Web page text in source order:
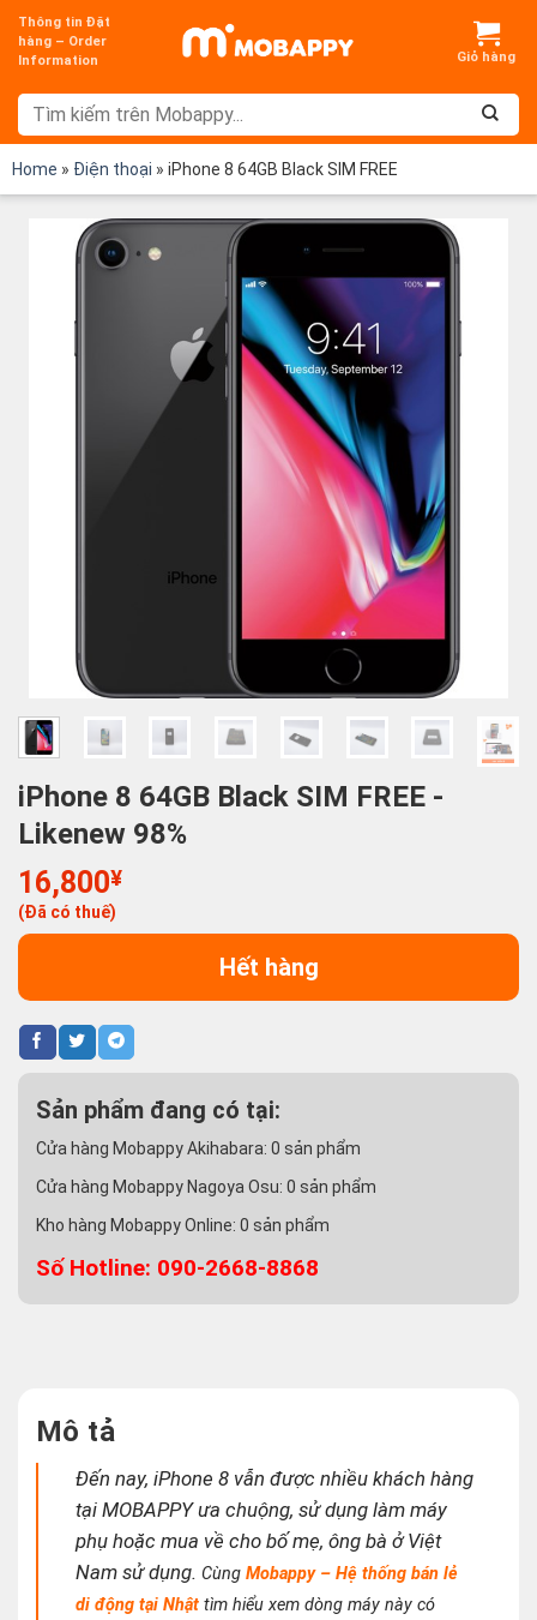
Chuyển
đến
dung
Thông tin Đặt
hàng – Order
Information
Home » Điện thoại » iPhone 8 64GB Black SIM FREE
iPhone 8 64GB Black SIM FREE -
Likenew 98%
16,800¥
(Đã có thuế)
Hết hàng
Sản phẩm đang có tại:
Cửa hàng Mobappy Akihabara: 0 sản phẩm
Cửa hàng Mobappy Nagoya Osu: 0 sản phẩm
Kho hàng Mobappy Online: 0 sản phẩm
Số Hotline: 090-2668-8868
Mô tả
Đến nay, iPhone 8 vẫn được nhiều khách hàng
tại MOBAPPY ưa chuộng, sử dụng làm máy
phụ hoặc mua về cho bố mẹ, ông bà ở Việt
Nam sử dụng.CùngMobappy – Hệ thống bán lẻ
di động tại Nhật tìm hiểu xem dòng máy này có